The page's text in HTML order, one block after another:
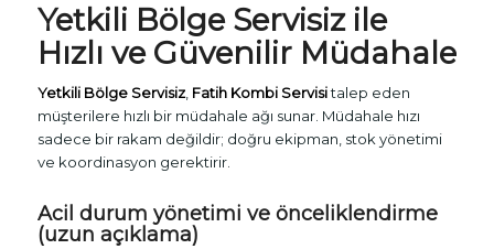
Yetkili Bölge Servisizile
Hızlı ve Güvenilir Müdahale
Yetkili Bölge Servisiz, Fatih Kombi Servisitalep eden
müşterilere hızlı bir müdahale ağı sunar. Müdahale hızı
sadece bir rakam değildir; doğru ekipman, stok yönetimi
ve koordinasyon gerektirir.
Acil durum yönetimi ve önceliklendirme
(uzun açıklama)